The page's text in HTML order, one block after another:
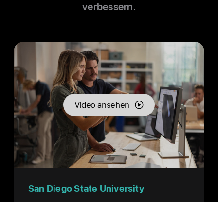
verbessern.
Video an­sehen
San Diego State University